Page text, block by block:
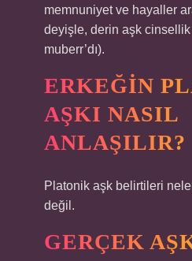
memnuniyet ve hayaller
deyişle, derin aşk
muberr’dı).
ERKEĞIN
AŞKI NASIL
ANLAŞILIR?
Platonik aşk belirtileri
değil.
GERÇEK